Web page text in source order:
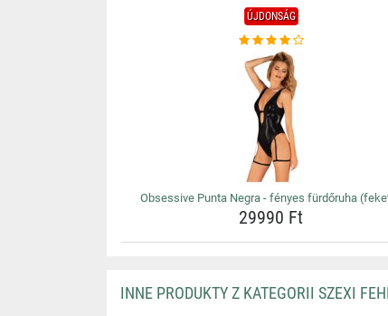
ÚJDONSÁG
Obsessive Punta Negra - fényes fürdőruha
29990 Ft
INNE PRODUKTY Z KATEGORII SZEXI